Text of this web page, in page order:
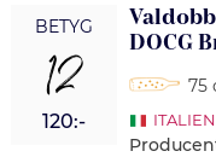
BETYG
12
120:-
DOCG
75
ITALIEN